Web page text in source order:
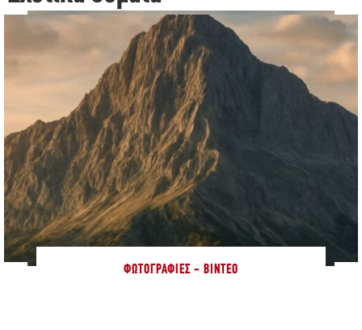
ΦΩΤΟΓΡΑΦΊΕΣ - ΒΊΝΤΕΟ